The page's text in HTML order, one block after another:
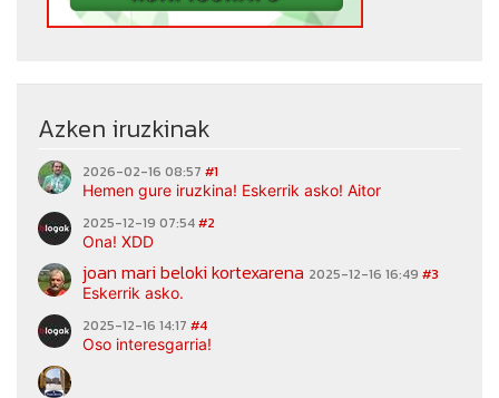
Azken iruzkinak
2026-02-16 08:57 #1
Hemen gure iruzkina! Eskerrik asko! Aitor
2025-12-19 07:54#2
Ona! XDD
joan mari beloki kortexarena 2025-12-16 16:49 #3
Eskerrik asko.
2025-12-16 14:17 #4
Oso interesgarria!